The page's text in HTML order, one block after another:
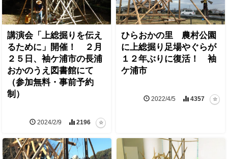
講演会「上総掘りを伝え
るために」開催！ ２月
２５日、袖ケ浦市の長浦
おかのうえ図書館にて
（参加無料・事前予約
制）
2024/2/9 2196
ひらおかの里 農村公園
に上総掘り足場やぐらが
１２年ぶりに復活！ 袖
ケ浦市
2022/4/5 4357